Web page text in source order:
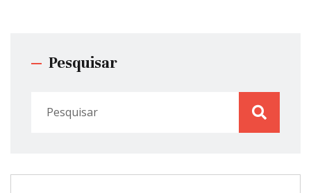
Pesquisar